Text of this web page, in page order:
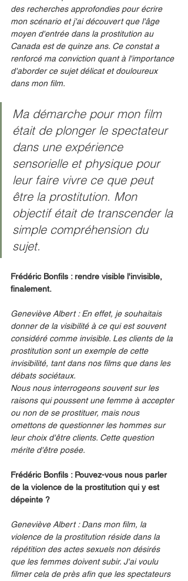
des recherches approfondies pour écrire
mon scénario et j'ai découvert que l'âge
moyen d'entrée dans la prostitution au
Canada est de quinze ans. Ce constat a
renforcé ma conviction quant à l'importance
d'aborder ce sujet délicat et douloureux
dans mon film.
Ma démarche pour mon film
était de plonger le spectateur
dans une expérience
sensorielle et physique pour
leur faire vivre ce que peut
être la prostitution. Mon
objectif était de transcender la
simple compréhension du
sujet.
Frédéric Bonfils : rendre visible l'invisible,
finalement.
Geneviève Albert : En effet, je souhaitais
donner de la visibilité à ce qui est souvent
considéré comme invisible. Les clients de la
prostitution sont un exemple de cette
invisibilité, tant dans nos films que dans les
débats sociétaux.
Nous nous interrogeons souvent sur les
raisons qui poussent une femme à accepter
ou non de se prostituer, mais nous
omettons de questionner les hommes sur
leur choix d'être clients. Cette question
mérite d'être posée.
Frédéric Bonfils : Pouvez-vous nous parler
de la violence de la prostitution qui y est
dépeinte ?
Geneviève Albert : Dans mon film, la
violence de la prostitution réside dans la
répétition des actes sexuels non désirés
que les femmes doivent subir. J'ai voulu
filmer cela de près afin que les spectateurs